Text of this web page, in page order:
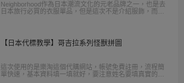
Neighborhood作為日本潮流文化的元老品牌之一，也是去
日本旅行必買的衣服單品，但是這次不是介紹服飾，而是
出了許多狗的公仔與藝品。
【日本代標教學】哥吉拉系列怪獸拼圖
這次使用的是樂淘這個代購網站，帳號免費註冊，流程簡
單快速，基本資料填一填就好，要注意姓名要填真實的以